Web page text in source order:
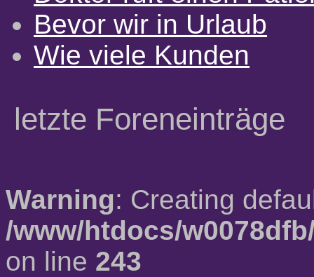
Bevor wir in Urlaub
Wie viele Kunden
letzte Foreneinträge
Warning: Creating
/www/htdocs/
on line 243